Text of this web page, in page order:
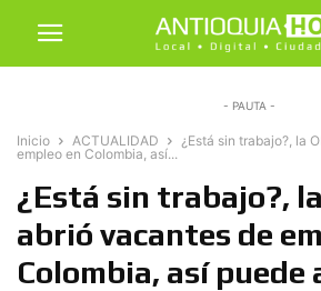
- PAUTA -
Inicio ACTUALIDAD
¿Está sin trabajo?, la
empleo en Colombia, así...
¿Está sin trabajo?,
abrió vacantes de
Colombia, así puede